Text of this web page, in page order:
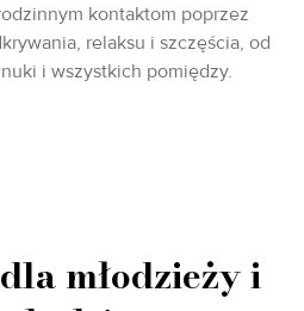
kontaktom poprzez
relaksu i szczęścia, od
i wszystkich pomiędzy.
młodzieży i